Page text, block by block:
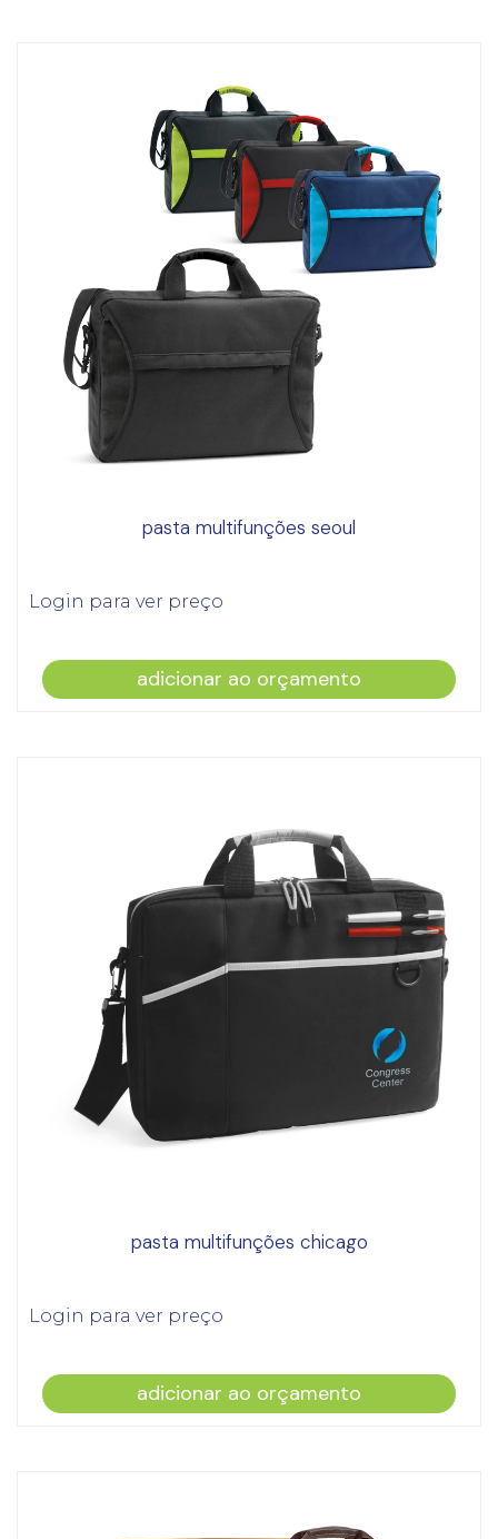
pasta multifunções seoul
Login para ver preço
adicionar ao orçamento
pasta multifunções chicago
Login para ver preço
adicionar ao orçamento